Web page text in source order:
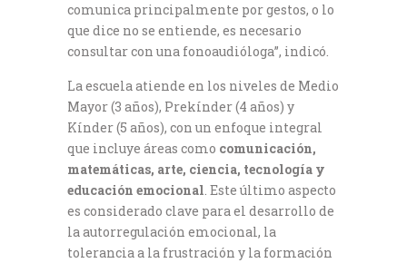
comunica principalmente por gestos, o lo
que dice no se entiende, es necesario
consultar con una fonoaudióloga”, indicó.
La escuela atiende en los niveles de Medio
Mayor (3 años), Prekínder (4 años) y
Kínder (5 años), con un enfoque integral
que incluye áreas como comunicación,
matemáticas, arte, ciencia, tecnología y
educación emocional. Este último aspecto
es considerado clave para el desarrollo de
la autorregulación emocional, la
tolerancia a la frustración y la formación